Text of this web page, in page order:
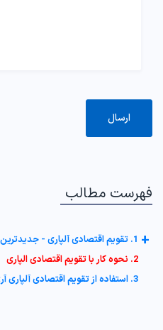
فهرست مطالب
1. تقویم اقتصادی آلپاری - جدیدترین اطلاعات اقتصادی در بروکر الپاری +
2. نحوه کار با تقویم اقتصادی الپاری
3. استفاده از تقویم اقتصادی آلپاری آری یا خیر؟ - جمع بندی و نظر نویسنده